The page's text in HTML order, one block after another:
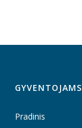
GYVENTOJAMS
Pradinis